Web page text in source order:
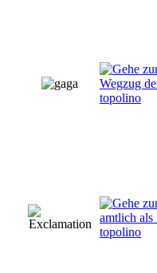
Wegzug
topolino
amtlich als
topolino